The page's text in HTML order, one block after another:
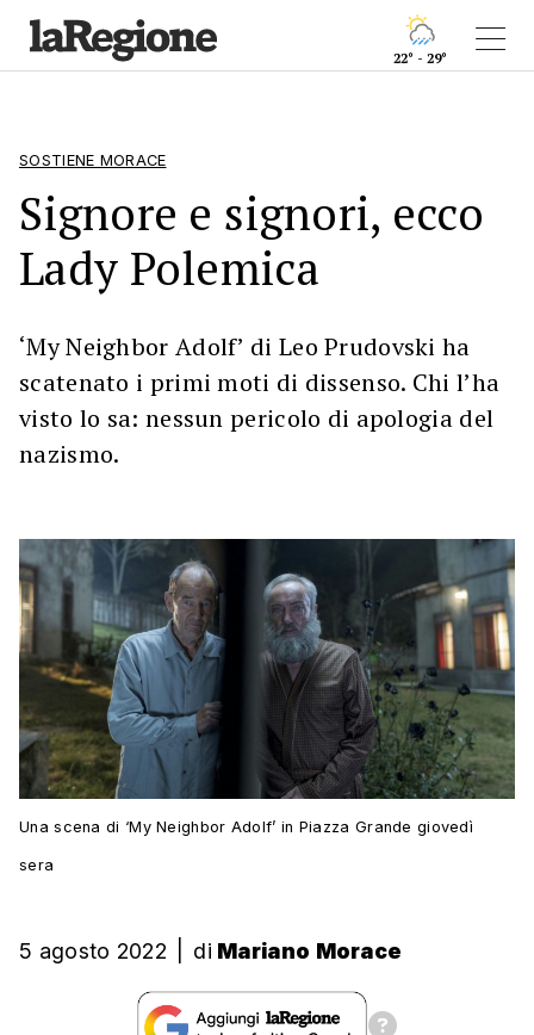
22° - 29°
SOSTIENE MORACE
Signore e signori, ecco
Lady Polemica
‘My Neighbor Adolf’ di Leo Prudovski ha
scatenato i primi moti di dissenso. Chi l’ha
visto lo sa: nessun pericolo di apologia del
nazismo.
Una scena di ‘My Neighbor Adolf’ in Piazza Grande giovedì
sera
5 agosto 2022 di Mariano Morace